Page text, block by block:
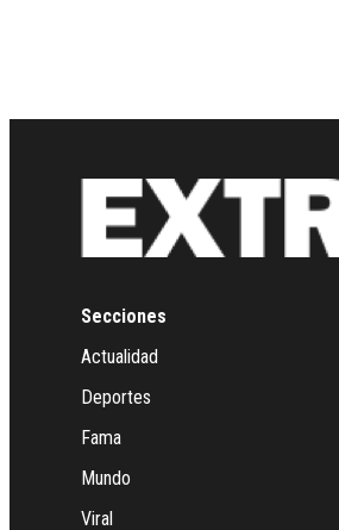
Secciones
Actualidad
Deportes
Fama
Mundo
Viral